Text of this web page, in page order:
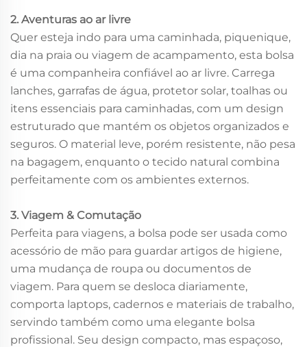
2. Aventuras ao ar livre
Quer esteja indo para uma caminhada, piquenique,
dia na praia ou viagem de acampamento, esta bolsa
é uma companheira confiável ao ar livre. Carrega
lanches, garrafas de água, protetor solar, toalhas ou
itens essenciais para caminhadas, com um design
estruturado que mantém os objetos organizados e
seguros. O material leve, porém resistente, não pesa
na bagagem, enquanto o tecido natural combina
perfeitamente com os ambientes externos.
3. Viagem & Comutação
Perfeita para viagens, a bolsa pode ser usada como
acessório de mão para guardar artigos de higiene,
uma mudança de roupa ou documentos de
viagem. Para quem se desloca diariamente,
comporta laptops, cadernos e materiais de trabalho,
servindo também como uma elegante bolsa
profissional. Seu design compacto, mas espaçoso,